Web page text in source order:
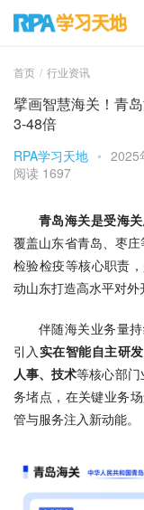
首页 行业资讯
擘画智慧海关！青
3-48倍
RPA学习天地 • 2025
阅读 1697
青岛海关是受海
覆盖山东省青岛、枣
检验检疫等核心职责
动山东打造高水平对外
伴随海关业务量
引入实在智能自主研
人事、技术等核心部门
务堵点，在关键业务
管与服务注入新动能。